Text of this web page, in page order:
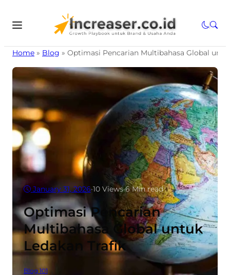
Home » Blog » Optimasi Pencarian Multibahasa Global
January 31, 2026•10Views•6 Min read
Optimasi Pencarian
Multibahasa Global untuk
Ledakan Trafik
Blog 101